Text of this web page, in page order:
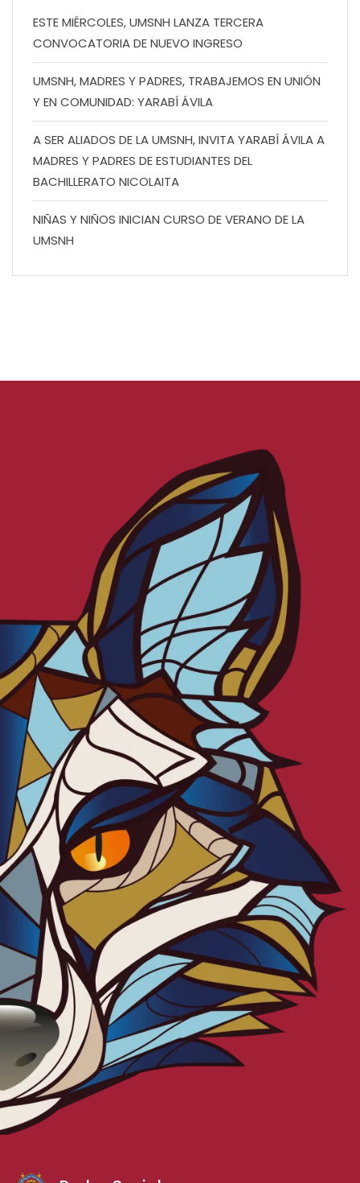
ESTE MIÉRCOLES, UMSNH LANZA TERCERA
CONVOCATORIA DE NUEVO INGRESO
UMSNH, MADRES Y PADRES, TRABAJEMOS EN UNIÓN
Y EN COMUNIDAD: YARABÍ ÁVILA
A SER ALIADOS DE LA UMSNH, INVITA YARABÍ ÁVILA A
MADRES Y PADRES DE ESTUDIANTES DEL
BACHILLERATO NICOLAITA
NIÑAS Y NIÑOS INICIAN CURSO DE VERANO DE LA
UMSNH